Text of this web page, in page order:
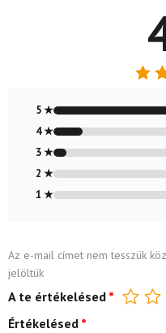
5 ★
4 ★
3 ★
2 ★
1 ★
Az e-mail címet nem tesszük
jelöltük
A te értékelésed *
Értékelésed *